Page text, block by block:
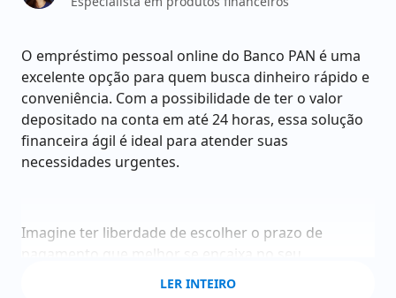
O empréstimo pessoal online do Banco PAN é uma
excelente opção para quem busca dinheiro rápido e
conveniência. Com a possibilidade de ter o valor
depositado na conta em até 24 horas, essa solução
financeira ágil é ideal para atender suas
necessidades urgentes.
Imagine ter liberdade de escolher o prazo de
orçamento. Com o empréstimo em até 24 vezes,
LER INTEIRO